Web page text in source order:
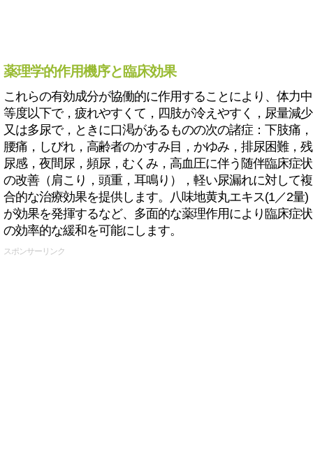
薬理学的作用機序と臨床効果
これらの有効成分が協働的に作用することにより、体力中
等度以下で，疲れやすくて，四肢が冷えやすく，尿量減少
又は多尿で，ときに口渇があるものの次の諸症：下肢痛，
腰痛，しびれ，高齢者のかすみ目，かゆみ，排尿困難，残
尿感，夜間尿，頻尿，むくみ，高血圧に伴う随伴臨床症状
の改善（肩こり，頭重，耳鳴り），軽い尿漏れに対して複
合的な治療効果を提供します。八味地黄丸エキス(1／2量)
が効果を発揮するなど、多面的な薬理作用により臨床症状
の効率的な緩和を可能にします。
スポンサーリンク